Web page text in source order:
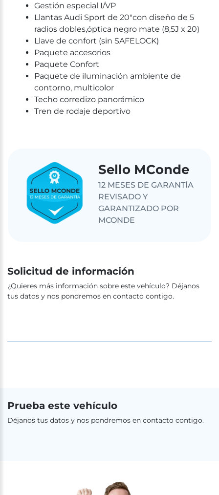
Gestión especial I/VP
Llantas Audi Sport de 20"con diseño de 5
radios dobles,óptica negro mate (8,5J x 20)
Llave de confort (sin SAFELOCK)
Paquete accesorios
Paquete Confort
Paquete de iluminación ambiente de
contorno, multicolor
Techo corredizo panorámico
Tren de rodaje deportivo
Sello MConde
12 MESES DE GARANTÍA
REVISADO Y
GARANTIZADO POR
MCONDE
Solicitud de información
¿Quieres más información sobre este vehículo? Déjanos
tus datos y nos pondremos en contacto contigo.
Prueba este vehículo
Déjanos tus datos y nos pondremos en contacto contigo.